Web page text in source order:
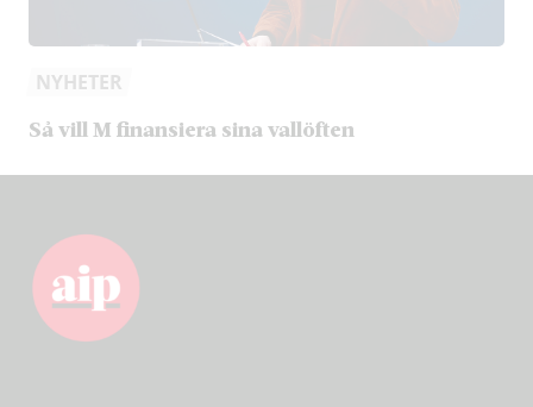
NYHETER
Så vill M finansiera sina vallöften